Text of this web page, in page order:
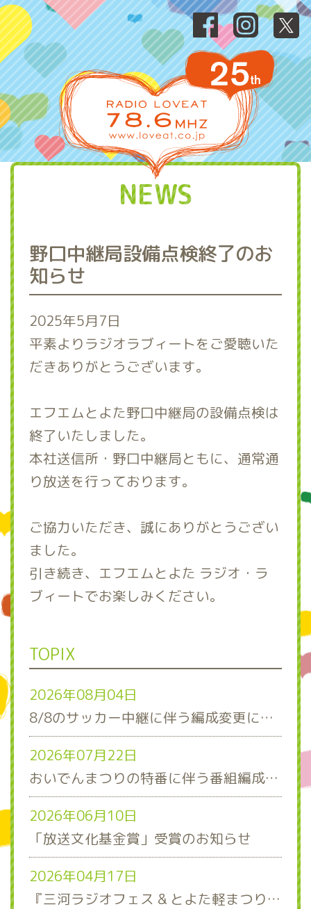
NEWS
野口中継局設備点検終了のお
知らせ
2025年5月7日
平素よりラジオラブィートをご愛聴いた
だきありがとうございます。
エフエムとよた野口中継局の設備点検は
終了いたしました。
本社送信所・野口中継局ともに、通常通
り放送を行っております。
ご協力いただき、誠にありがとうござい
ました。
引き続き、エフエムとよた ラジオ・ラ
ブィートでお楽しみください。
TOPIX
2026年08月04日
8/8のサッカー中継に伴う編成変更について
2026年07月22日
おいでんまつりの特番に伴う番組編成について
2026年06月10日
「放送文化基金賞」受賞のお知らせ
2026年04月17日
『三河ラジオフェス & とよた軽まつり』ステージスケジュール発表！